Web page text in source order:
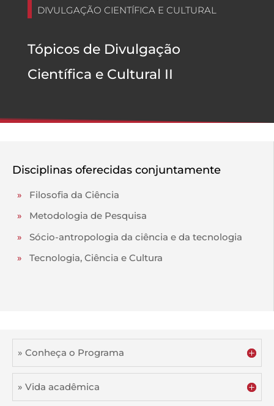
DIVULGAÇÃO CIENTÍFICA E CULTURAL
Tópicos de Divulgação
Científica e Cultural II
Disciplinas oferecidas conjuntamente
» Filosofia da Ciência
» Metodologia de Pesquisa
» Sócio-antropologia da ciência e da tecnologia
» Tecnologia, Ciência e Cultura
» Conheça o Programa
» Vida acadêmica